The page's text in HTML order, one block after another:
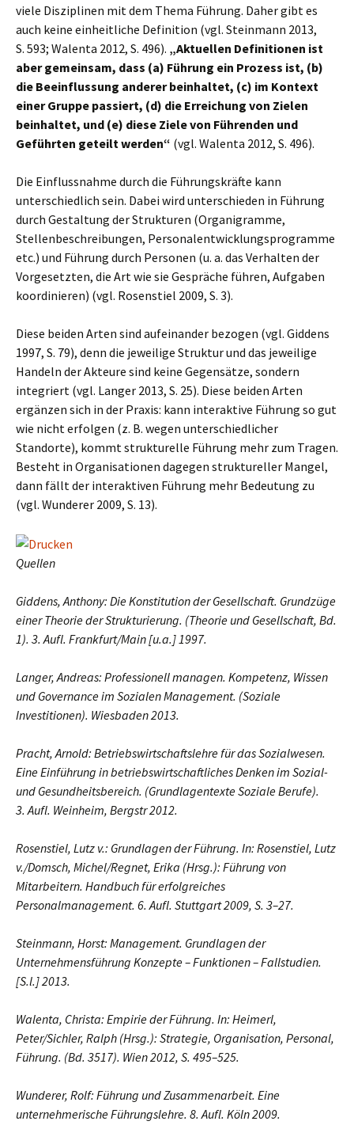
viele Disziplinen mit dem Thema Führung. Daher gibt es
auch keine einheitliche Definition (vgl. Steinmann 2013,
S. 593; Walenta 2012, S. 496). „Aktuellen Definitionen ist
aber gemeinsam, dass (a) Führung ein Prozess ist, (b)
die Beeinflussung anderer beinhaltet, (c) im Kontext
einer Gruppe passiert, (d) die Erreichung von Zielen
beinhaltet, und (e) diese Ziele von Führenden und
Geführten geteilt werden“ (vgl. Walenta 2012, S. 496).
Die Einflussnahme durch die Führungskräfte kann
unterschiedlich sein. Dabei wird unterschieden in Führung
durch Gestaltung der Strukturen (Organigramme,
Stellenbeschreibungen, Personalentwicklungsprogramme
etc.) und Führung durch Personen (u. a. das Verhalten der
Vorgesetzten, die Art wie sie Gespräche führen, Aufgaben
koordinieren) (vgl. Rosenstiel 2009, S. 3).
Diese beiden Arten sind aufeinander bezogen (vgl. Giddens
1997, S. 79), denn die jeweilige Struktur und das jeweilige
Handeln der Akteure sind keine Gegensätze, sondern
integriert (vgl. Langer 2013, S. 25). Diese beiden Arten
ergänzen sich in der Praxis: kann interaktive Führung so gut
wie nicht erfolgen (z. B. wegen unterschiedlicher
Standorte), kommt strukturelle Führung mehr zum Tragen.
Besteht in Organisationen dagegen struktureller Mangel,
dann fällt der interaktiven Führung mehr Bedeutung zu
(vgl. Wunderer 2009, S. 13).
Quellen
Giddens, Anthony: Die Konstitution der Gesellschaft. Grundzüge
einer Theorie der Strukturierung. (Theorie und Gesellschaft, Bd.
1). 3. Aufl. Frankfurt/Main [u.a.] 1997.
Langer, Andreas: Professionell managen. Kompetenz, Wissen
und Governance im Sozialen Management. (Soziale
Investitionen). Wiesbaden 2013.
Pracht, Arnold: Betriebswirtschaftslehre für das Sozialwesen.
Eine Einführung in betriebswirtschaftliches Denken im Sozial-
und Gesundheitsbereich. (Grundlagentexte Soziale Berufe).
3. Aufl. Weinheim, Bergstr 2012.
Rosenstiel, Lutz v.: Grundlagen der Führung. In: Rosenstiel, Lutz
v./Domsch, Michel/Regnet, Erika (Hrsg.): Führung von
Mitarbeitern. Handbuch für erfolgreiches
Personalmanagement. 6. Aufl. Stuttgart 2009, S. 3–27.
Steinmann, Horst: Management. Grundlagen der
Unternehmensführung Konzepte – Funktionen – Fallstudien.
[S.l.] 2013.
Walenta, Christa: Empirie der Führung. In: Heimerl,
Peter/Sichler, Ralph (Hrsg.): Strategie, Organisation, Personal,
Führung. (Bd. 3517). Wien 2012, S. 495–525.
Wunderer, Rolf: Führung und Zusammenarbeit. Eine
unternehmerische Führungslehre. 8. Aufl. Köln 2009.